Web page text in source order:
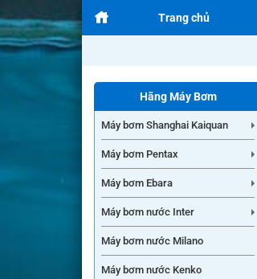
Trang chủ
Hãng Máy Bơm
Máy bơm Shanghai Kaiquan
Máy bơm Pentax
Máy bơm Ebara
Máy bơm nước Inter
Máy bơm nước Milano
Máy bơm nước Kenko